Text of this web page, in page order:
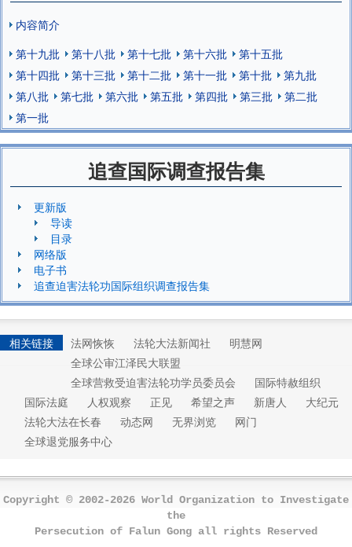
内容简介
第十九批
第十八批 第十七批 第十六批
第十五批
第十四批
第十三批 第十二批 第十一批 第十批
第九批
第八批
第七批 第六批 第五批 第四批 第三批
第二批
第一批
追查国际调查报告集
更新版
导读
目录
网络版
电子书
追查迫害法轮功国际组织调查报告集
相关链接 法网恢恢 法轮大法新闻社
明慧网
全球公审江泽民大联盟
全球营救受迫害法轮功学员委员会
国际特赦组织
国际法庭
人权观察 正见 希望之声 新唐人
大纪元
法轮大法在长春
动态网 无界浏览
网门
全球退党服务中心
Copyright © 2002-2026 World Organization to Investigate
the
Persecution of Falun Gong all rights Reserved